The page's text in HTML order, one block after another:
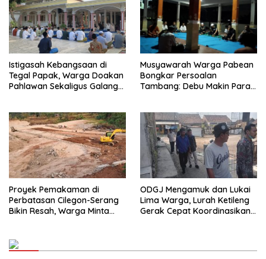
Istigasah Kebangsaan di
Tegal Papak, Warga Doakan
Pahlawan Sekaligus Galang
Musyawarah Warga Pabean
Bongkar Persoalan
Tambang: Debu Makin Parah,
Proyek Pemakaman di
Perbatasan Cilegon-Serang
Bikin Resah, Warga Minta
ODGJ Mengamuk dan Lukai
Lima Warga, Lurah Ketileng
Gerak Cepat Koordinasikan